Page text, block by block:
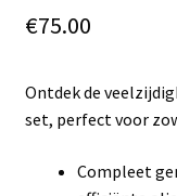
Videos
Winkelwagen
€75.00
Ontdek de
set, perfect voor
Compleet